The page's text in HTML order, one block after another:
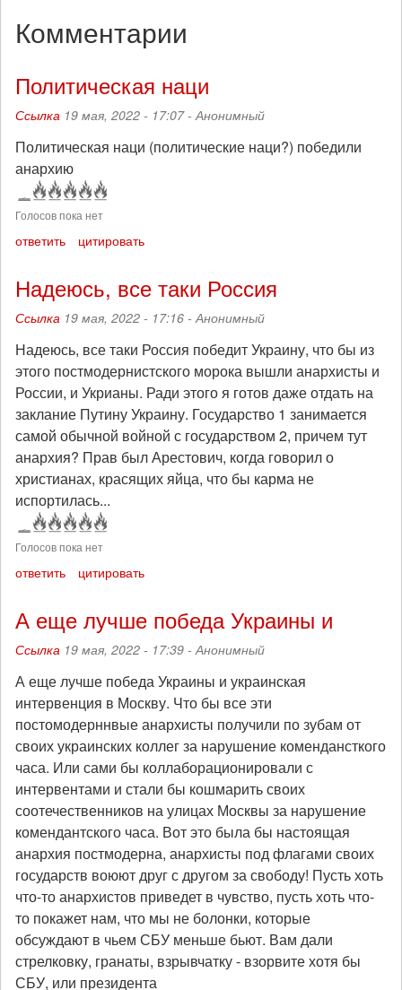
Комментарии
Политическая наци
Ссылка 19 мая, 2022 - 17:07 -Анонимный
Политическая наци (политические наци?) победили
анархию
Голосов пока нет
ответить цитировать
Надеюсь, все таки Россия
Ссылка 19 мая, 2022 - 17:16 -Анонимный
Надеюсь, все таки Россия победит Украину, что бы из
этого постмодернистского морока вышли анархисты и
России, и Укрианы. Ради этого я готов даже отдать на
заклание Путину Украину. Государство 1 занимается
самой обычной войной с государством 2, причем тут
анархия? Прав был Арестович, когда говорил о
христианах, красящих яйца, что бы карма не
испортилась...
Голосов пока нет
ответить цитировать
А еще лучше победа Украины и
Ссылка 19 мая, 2022 - 17:39 -Анонимный
А еще лучше победа Украины и украинская
интервенция в Москву. Что бы все эти
постомодерннвые анархисты получили по зубам от
своих украинских коллег за нарушение комендансткого
часа. Или сами бы коллаборационировали с
интервентами и стали бы кошмарить своих
соотечественников на улицах Москвы за нарушение
комендантского часа. Вот это была бы настоящая
анархия постмодерна, анархисты под флагами своих
государств воюют друг с другом за свободу! Пусть хоть
что-то анархистов приведет в чувство, пусть хоть что-
то покажет нам, что мы не болонки, которые
обсуждают в чьем СБУ меньше бьют. Вам дали
стрелковку, гранаты, взрывчатку - взорвите хотя бы
СБУ, или президента